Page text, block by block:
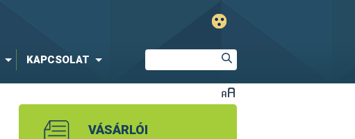
KAPCSOLAT
VÁSÁRLÓI